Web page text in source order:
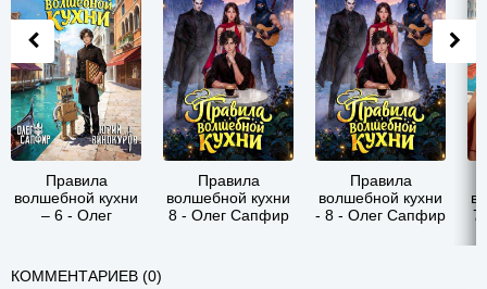
Правила
волшебной кухни
– 6 - Олег
Правила
волшебной кухни
8 - Олег Сапфир
Правила
волшебной кухни
- 8 - Олег Сапфир
7
КОММЕНТАРИЕВ (0)